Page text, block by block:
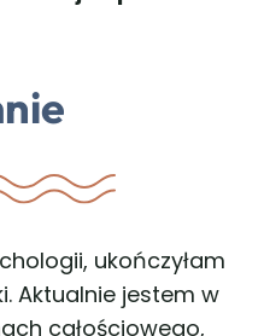
ukończyłam
Aktualnie jestem w
całościowego,